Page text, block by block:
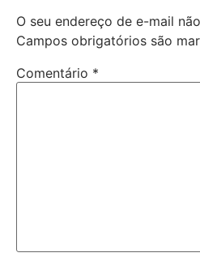
O seu endereço de e-mail
Campos obrigatórios são
Comentário *